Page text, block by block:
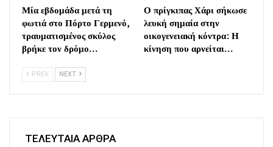
Μία εβδομάδα μετά τη
φωτιά στο Πόρτο Γερμενό,
τραυματισμένος σκύλος
βρήκε τον δρόμο…
Ο πρίγκιπας Χάρι σήκωσε
λευκή σημαία στην
οικογενειακή κόντρα: Η
κίνηση που αρνείται…
PREV NEXT
ΤΕΛΕΥΤΑΙΑ ΑΡΘΡΑ